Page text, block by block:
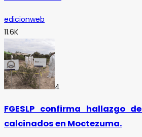
edicionweb
11.6K
4
FGESLP confirma hallazgo
calcinados en Moctezuma.